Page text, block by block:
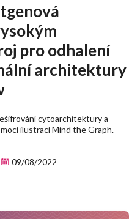
pro odhalení
architektury
cytoarchitektury a
ilustrací Mind the Graph.
09/08/2022